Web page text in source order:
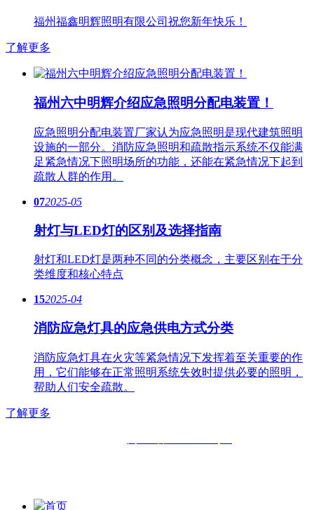
福州福鑫明辉照明有限公司祝您新年快乐！
了解更多
福州六中明辉介绍应急照明分配电装置！
应急照明分配电装置厂家认为应急照明是现代建筑照明
设施的一部分。消防应急照明和疏散指示系统不仅能满
足紧急情况下照明场所的功能，还能在紧急情况下起到
疏散人群的作用。
072025-05
射灯与LED灯的区别及选择指南
射灯和LED灯是两种不同的分类概念，主要区别在于分
类维度和核心特点
152025-04
消防应急灯具的应急供电方式分类
消防应急灯具在火灾等紧急情况下发挥着至关重要的作
用，它们能够在正常照明系统失效时提供必要的照明，
帮助人们安全疏散。
了解更多
首页